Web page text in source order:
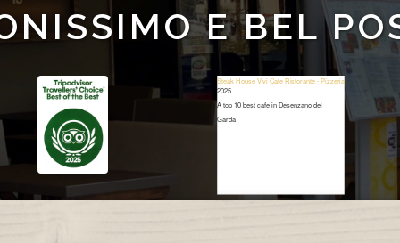
E BEL
Steak House Vivi Cafe Ristorante - Pizzeria
2025
A top 10 best cafe in Desenzano del
Garda